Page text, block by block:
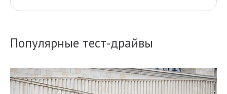
Популярные тест-драйвы